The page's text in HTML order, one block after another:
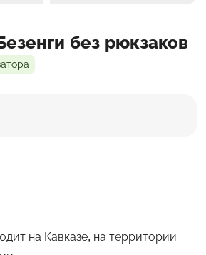
Входит в стоимость
без рюкзаков
на Кавказе, на территории